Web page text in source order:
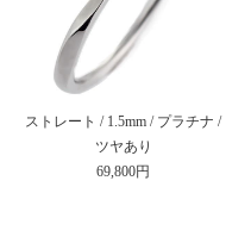
ストレート / 1.5mm / プラチナ /
ツヤあり
69,800円